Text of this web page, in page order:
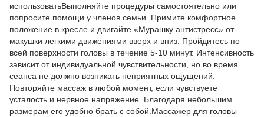
использоватьВыполняйте процедуры самостоятельно или
попросите помощи у членов семьи. Примите комфортное
положение в кресле и двигайте «Мурашку антистресс» от
макушки легкими движениями вверх и вниз. Пройдитесь по
всей поверхности головы в течение 5-10 минут. Интенсивность
зависит от индивидуальной чувствительности, но во время
сеанса не должно возникать неприятных ощущений.
Повторяйте массаж в любой момент, если чувствуете
усталость и нервное напряжение. Благодаря небольшим
размерам его удобно брать с собой.Массажер для головы